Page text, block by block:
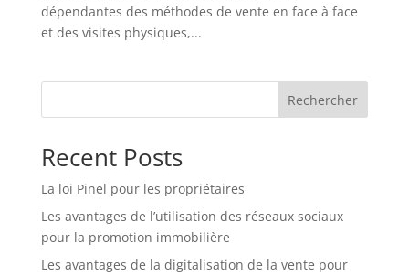
dépendantes des méthodes de vente en face à face
et des visites physiques,...
Rechercher
Recent Posts
La loi Pinel pour les propriétaires
Les avantages de l’utilisation des réseaux sociaux
pour la promotion immobilière
Les avantages de la digitalisation de la vente pour